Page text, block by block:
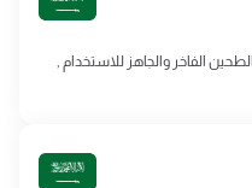
الفاخر والجاهز للاستخدام ,